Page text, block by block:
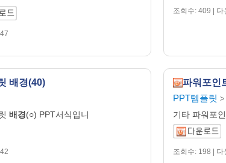
조회수: 409 | 다
배경(40)
배경(○) PPT서식입니
파워포인
PPT템플릿 >
기타 파워포
조회수: 198 | 다